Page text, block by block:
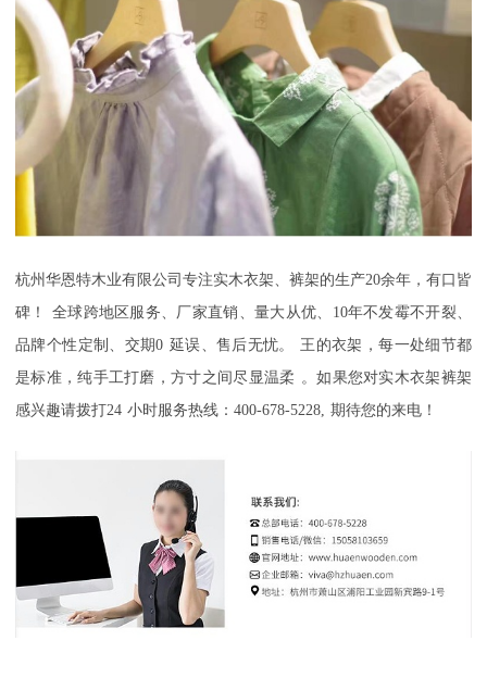
杭州华恩特木业有限公司 专注实木衣架、裤架的生产20余年，有口皆
碑！
全球跨地区服务、厂家直销、量大从优、 10年不发霉不开裂、
品牌个性定制、交期0 延误、售后无忧。
王的衣架，每一处细节都
是标准，纯手工打磨，方寸之间尽显温柔 。如果您对实木衣架裤架
感兴趣请拨打24 小时服务热线： 400-678-5228, 期待您的来电！